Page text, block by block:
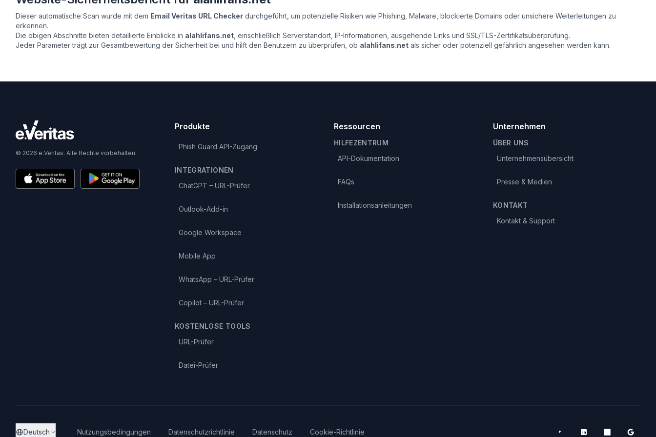
Dieser automatische Scan wurde mit dem Email Veritas URL Checker durchgeführt, um potenzielle Risiken wie Phishing, Malware, blockierte Domains oder unsichere Weiterleitungen zu
erkennen.
Die obigen Abschnitte bieten detaillierte Einblicke in alahlifans.net , einschließlich Serverstandort, IP-Informationen, ausgehende Links und SSL/TLS-Zertifikatsüberprüfung.
Jeder Parameter trägt zur Gesamtbewertung der Sicherheit bei und hilft den Benutzern zu überprüfen, ob alahlifans.net als sicher oder potenziell gefährlich angesehen werden kann.
© 2026 e.Veritas. Alle Rechte vorbehalten.
Produkte
Phish Guard API-Zugang
INTEGRATIONEN
ChatGPT – URL-Prüfer
Outlook-Add-in
Google Workspace
Mobile App
WhatsApp – URL-Prüfer
Copilot – URL-Prüfer
KOSTENLOSE TOOLS
URL-Prüfer
Datei-Prüfer
Ressourcen
HILFEZENTRUM
API-Dokumentation
FAQs
Installationsanleitungen
Unternehmen
ÜBER UNS
Unternehmensübersicht
Presse & Medien
KONTAKT
Kontakt & Support
Deutsch Nutzungsbedingungen Datenschutzrichtlinie Datenschutz Cookie-Richtlinie